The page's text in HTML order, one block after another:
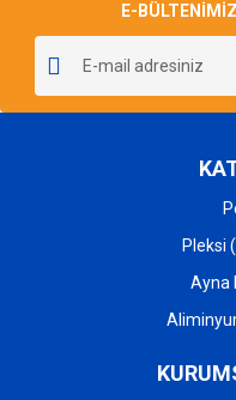
E-
Pleksi
Ayna